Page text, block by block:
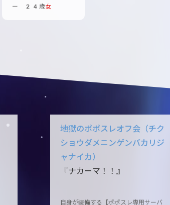
ー 24歳女
地獄のポポスレオフ会（チク
ショウダメニンゲンバカリジ
ャナイカ）
『ナカーマ！！』
自身が装備する【ポポスレ専用サーバ